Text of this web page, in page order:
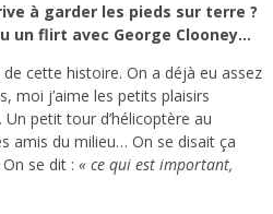
à garder les pieds sur terre ?
un flirt avec George Clooney…
de cette histoire. On a déjà eu assez
moi j’aime les petits plaisirs
petit tour d’hélicoptère au
amis du milieu… On se disait ça
se dit : « ce qui est important,